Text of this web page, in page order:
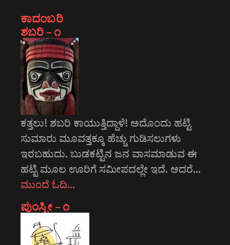
ಕಾದಂಬರಿ
ಶಬರಿ – ೧
ಕತ್ತಲು! ಶಬರಿ ಕಾಯುತ್ತಿದ್ದಾಳೆ! ಅದೊಂದು ಹಟ್ಟಿ
ಸುಮಾರು ಮೂವತ್ತಕ್ಕೂ ಹೆಚ್ಚು ಗುಡಿಸಲುಗಳು
ಇರಬಹುದು. ಬುಡಕಟ್ಟಿನ ಜನ ವಾಸಮಾಡುವ ಈ
ಹಟ್ಟಿ ಮೂಲ ಊರಿಗೆ ಸಮೀಪದಲ್ಲೇ ಇದೆ. ಆದರೆ…
ಮುಂದೆ ಓದಿ…
ಪುಂಸ್ತ್ರೀ – ೧